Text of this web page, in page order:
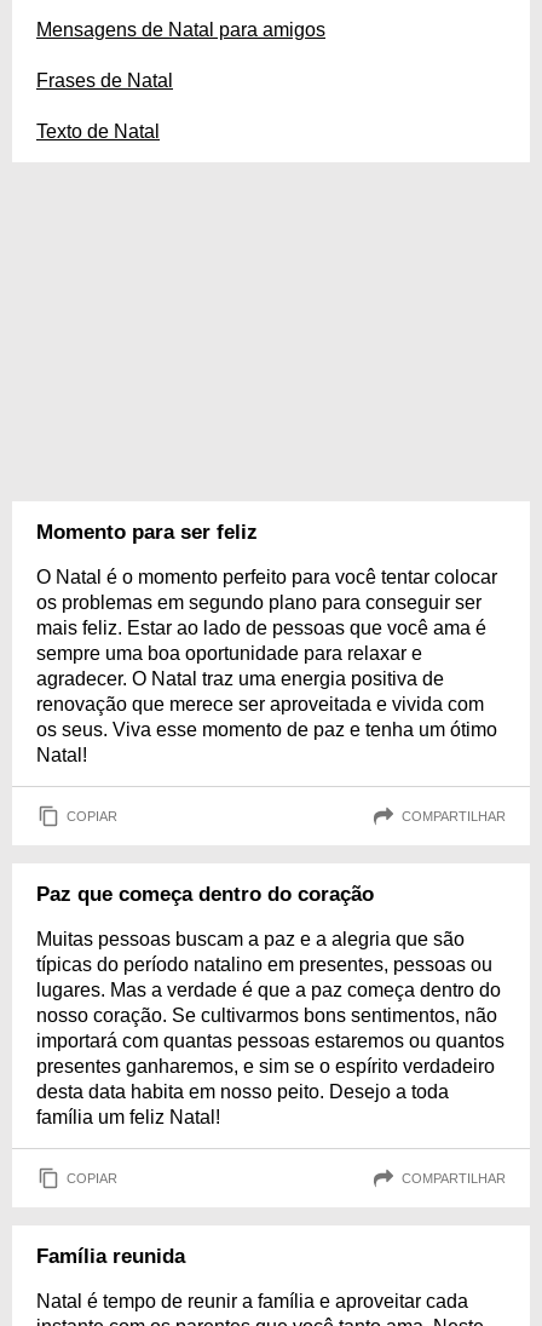
Mensagens de Natal para amigos
Frases de Natal
Texto de Natal
Momento para ser feliz
O Natal é o momento perfeito para você tentar colocar
os problemas em segundo plano para conseguir ser
mais feliz. Estar ao lado de pessoas que você ama é
sempre uma boa oportunidade para relaxar e
agradecer. O Natal traz uma energia positiva de
renovação que merece ser aproveitada e vivida com
os seus. Viva esse momento de paz e tenha um ótimo
Natal!
COPIAR COMPARTILHAR
Paz que começa dentro do coração
Muitas pessoas buscam a paz e a alegria que são
típicas do período natalino em presentes, pessoas ou
lugares. Mas a verdade é que a paz começa dentro do
nosso coração. Se cultivarmos bons sentimentos, não
importará com quantas pessoas estaremos ou quantos
presentes ganharemos, e sim se o espírito verdadeiro
desta data habita em nosso peito. Desejo a toda
família um feliz Natal!
COPIAR COMPARTILHAR
Família reunida
Natal é tempo de reunir a família e aproveitar cada